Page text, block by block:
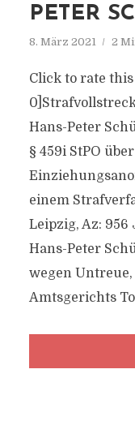
PETER
8. März 2021 2
Click to rate this
Hans-Peter
§ 459i StPO
einem
Leipzig, Az: 956
Hans-Peter
wegen
Amtsgerichts